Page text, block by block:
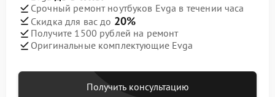
Срочный ремонт ноутбуков Evga в течении часа
Скидка для вас до 20%
Получите 1500 рублей на ремонт
Оригинальные комплектующие Evga
Получить консультацию